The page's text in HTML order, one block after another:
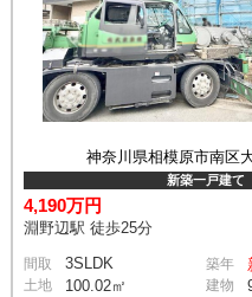
神奈川県相模原市南区
新築一戸建て
4,190万円
淵野辺駅 徒歩25分
間取 3SLDK 築年
土地 100.02㎡ 建物